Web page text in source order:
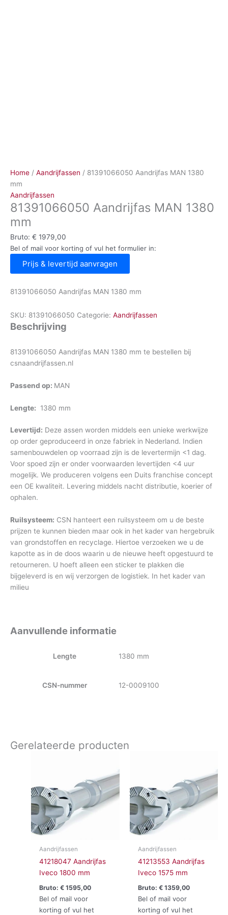
Home / Aandrijfassen / 81391066050 Aandrijfas MAN 1380
mm
Aandrijfassen
81391066050 Aandrijfas MAN 1380
mm
Bruto: € 1979,00
Bel of mail voor korting of vul het formulier in:
Prijs & levertijd aanvragen
81391066050 Aandrijfas MAN 1380 mm
SKU: 81391066050 Categorie: Aandrijfassen
Beschrijving
81391066050 Aandrijfas MAN 1380 mm te bestellen bij
csnaandrijfassen.nl
Passend op: MAN
Lengte: 1380 mm
Levertijd: Deze assen worden middels een unieke werkwijze
op order geproduceerd in onze fabriek in Nederland. Indien
samenbouwdelen op voorraad zijn is de levertermijn <1 dag.
Voor spoed zijn er onder voorwaarden levertijden <4 uur
mogelijk. We produceren volgens een Duits franchise concept
een OE kwaliteit. Levering middels nacht distributie, koerier of
ophalen.
Ruilsysteem: CSN hanteert een ruilsysteem om u de beste
prijzen te kunnen bieden maar ook in het kader van hergebruik
van grondstoffen en recyclage. Hiertoe verzoeken we u de
kapotte as in de doos waarin u de nieuwe heeft opgestuurd te
retourneren. U hoeft alleen een sticker te plakken die
bijgeleverd is en wij verzorgen de logistiek. In het kader van
milieu
Aanvullende informatie
Lengte 1380 mm
CSN-nummer 12-0009100
Gerelateerde producten
Aandrijfassen
41218047 Aandrijfas
Iveco 1800 mm
Bruto:€ 1595,00
Bel of mail voor
korting of vul het
Aandrijfassen
41213553 Aandrijfas
Iveco 1575 mm
Bruto: €1359,00
Bel of mail voor
korting of vul het